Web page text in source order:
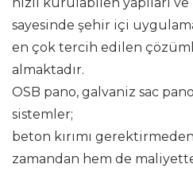
sayesinde şehir içi
en çok tercih edilen
almaktadır.
OSB pano, galvaniz sac
sistemler;
beton kırımı
zamandan hem de